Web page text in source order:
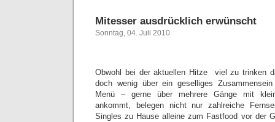
Mitesser ausdrücklich erwünscht
Sonntag, 04. Juli 2010
Obwohl bei der aktuellen Hitze viel zu trinken
doch wenig über ein geselliges
Menü – gerne über mehrere Gänge mit
ankommt, belegen nicht nur zahlreiche
Singles zu Hause alleine zum Fastfood vor der